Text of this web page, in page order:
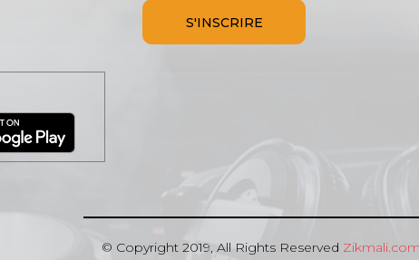
© Copyright 2019, All Rights Reserved Zikmali.com